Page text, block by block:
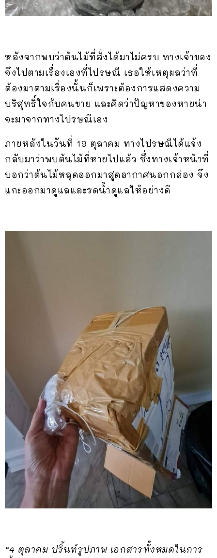
หลังจากพบว่าต้นไม้ที่สั่งได้มาไม่ครบ ทางเจ้าของ
จึงไปตามเรื่องเองที่ไปรษณี เธอให้เหตุผลว่าที่
ต้องมาตามเรื่องนั้นก็เพราะต้องการแสดงความ
บริสุทธิ์ใจกับคนขาย และคิดว่าปัญหาของหายน่า
จะมาจากทางไปรษณีเอง
ภายหลังในวันที่ 19 ตุลาคม ทางไปรษณีได้แจ้ง
กลับมาว่าพบต้นไม้ที่หายไปแล้ว ซึ่งทางเจ้าหน้าที่
บอกว่าต้นไม้หลุดออกมาสูดอากาศนอกกล่อง จึง
แกะออกมาดูแลและรดน้ำดูแลให้อย่างดี
“4 ตุลาคม ปริ้นท์รูปภาพ เอกสารทั้งหมดในการ